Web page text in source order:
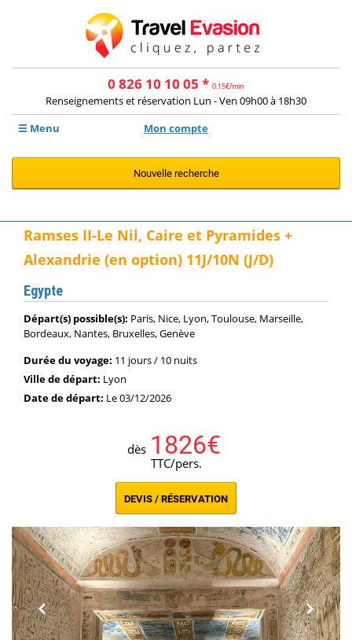
0 826 10 10 05 * 0.15€/min
Renseignements et réservation Lun - Ven 09h00 à 18h30
☰ Menu
Mon compte
Nouvelle recherche
Ramses II-Le Nil, Caire et Pyramides +
Alexandrie (en option) 11J/10N (J/D)
Egypte
Départ(s) possible(s): Paris, Nice, Lyon, Toulouse, Marseille,
Bordeaux, Nantes, Bruxelles, Genève
Durée du voyage: 11 jours / 10 nuits
Ville de départ: Lyon
Date de départ: Le 03/12/2026
dès 1826€
TTC/pers.
DEVIS / RÉSERVATION